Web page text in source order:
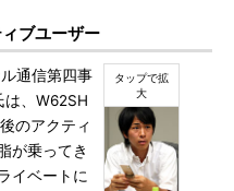
ブユーザー
通信第四事
、W62SH
のアクティ
が乗ってき
イベートに